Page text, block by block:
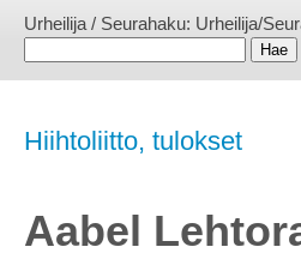
Urheilija / Seurahaku: Urheilija/
Hiihtoliitto, tulokset
Aabel